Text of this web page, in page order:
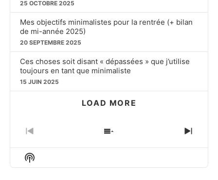
25 OCTOBRE 2025
Mes objectifs minimalistes pour la rentrée (+ bilan
de mi-année 2025)
20 SEPTEMBRE 2025
Ces choses soit disant « dépassées » que j’utilise
toujours en tant que minimaliste
15 JUIN 2025
LOAD MORE
PREVIOUS
EPISODE
SHOW
EPISODES
NEXT
Show
Podcast